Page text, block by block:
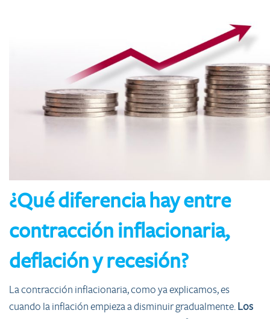
¿Qué diferencia hay entre
contracción inflacionaria,
deflación y recesión?
La contracción inflacionaria, como ya explicamos, es
cuando la inflación empieza a disminuir gradualmente.Los